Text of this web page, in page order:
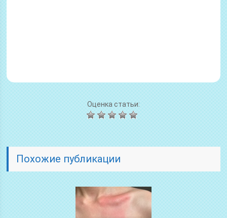
Оценка статьи:
Похожие публикации